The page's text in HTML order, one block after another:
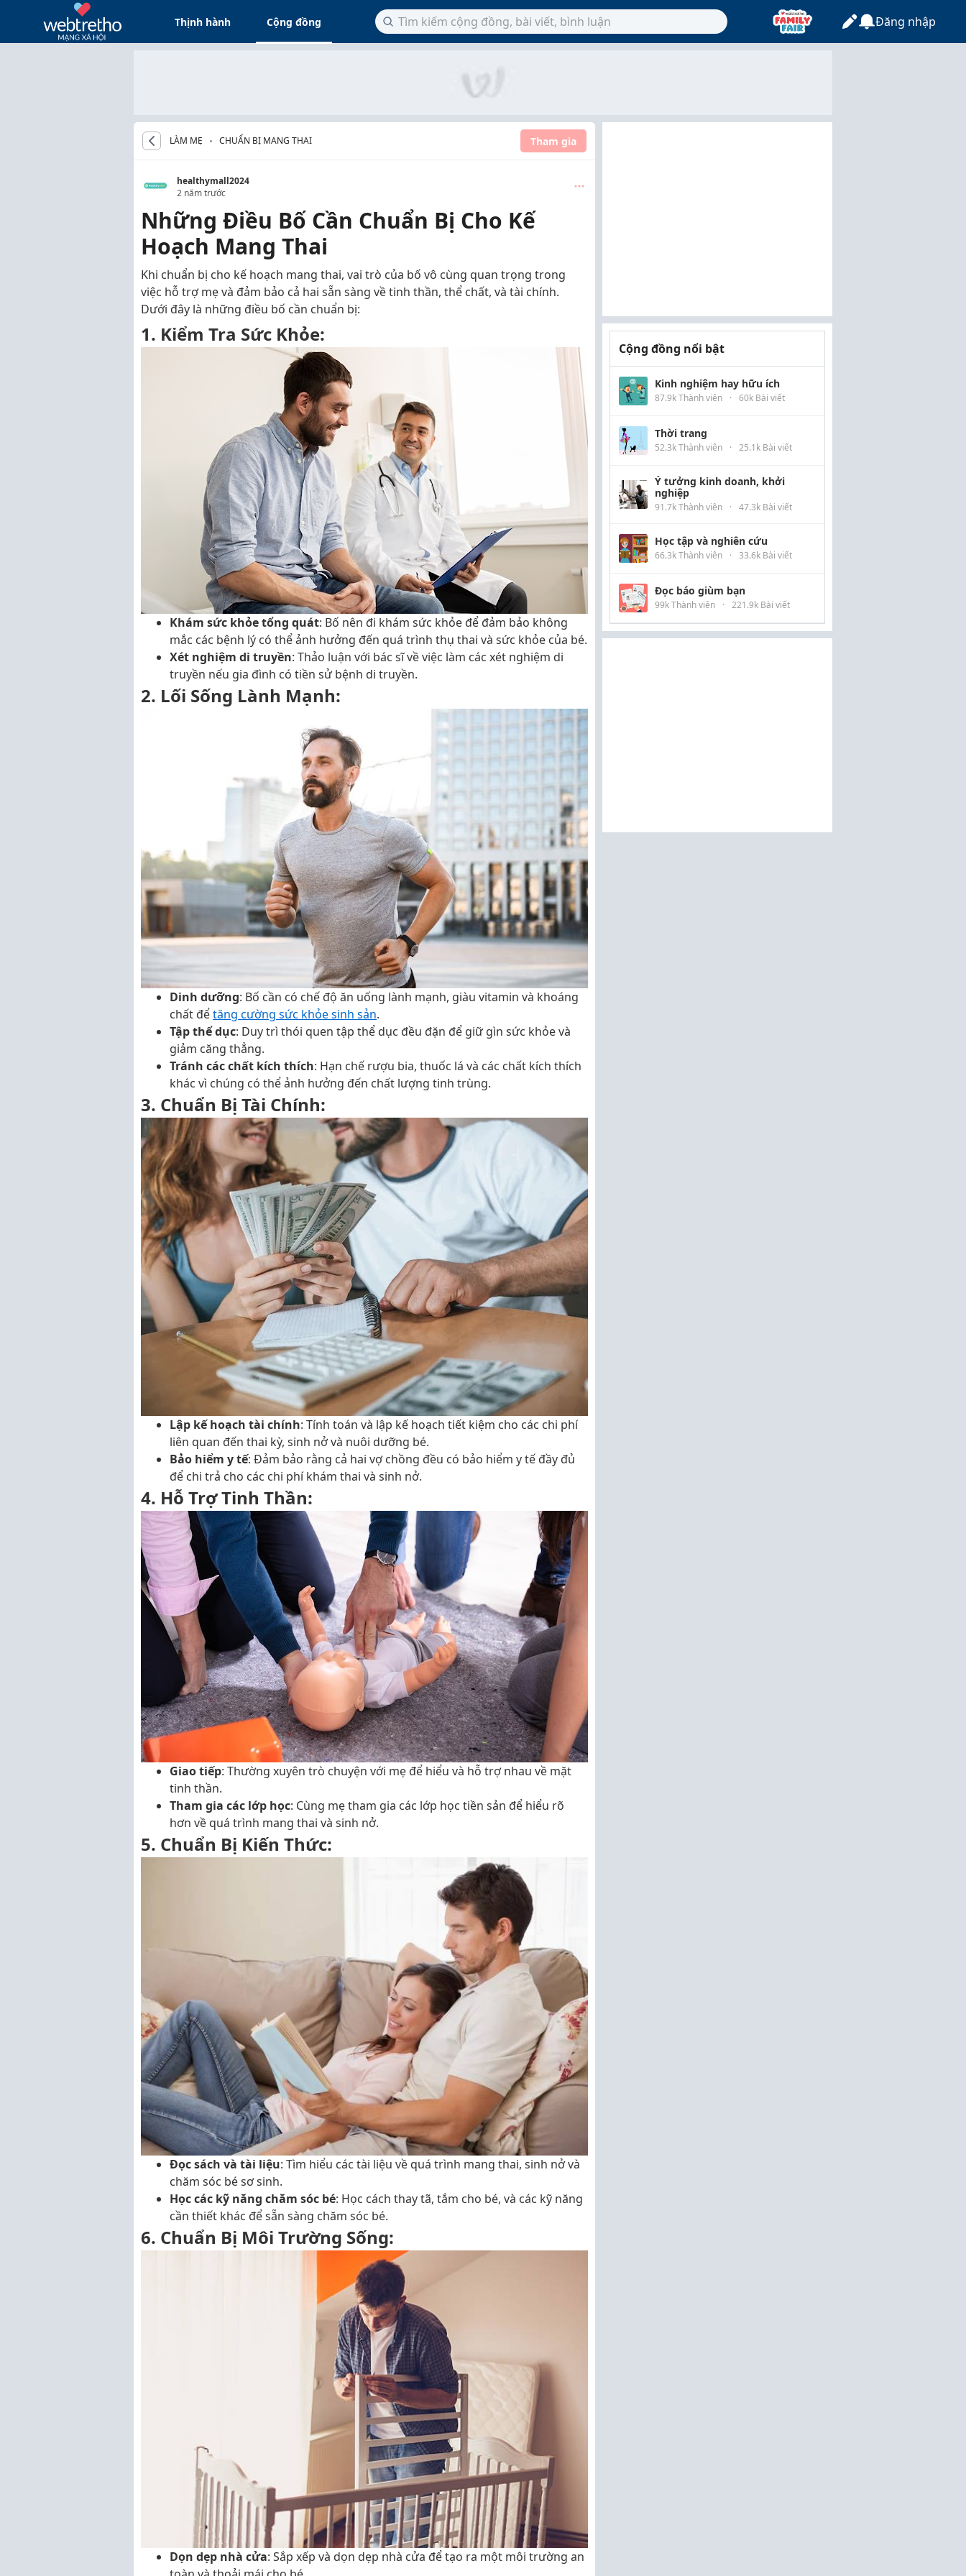
Thịnh hành Cộng đồng Đăng nhập
LÀM MẸ CHUẨN BỊ MANG THAI Tham gia
healthymall2024
2 năm trước
Những Điều Bố Cần Chuẩn Bị Cho Kế
Hoạch Mang Thai
Khi chuẩn bị cho kế hoạch mang thai, vai trò của bố vô cùng quan trọng trong
việc hỗ trợ mẹ và đảm bảo cả hai sẵn sàng về tinh thần, thể chất, và tài chính.
Dưới đây là những điều bố cần chuẩn bị:
1. Kiểm Tra Sức Khỏe:
Khám sức khỏe tổng quát: Bố nên đi khám sức khỏe để đảm bảo không
mắc các bệnh lý có thể ảnh hưởng đến quá trình thụ thai và sức khỏe của bé.
Xét nghiệm di truyền: Thảo luận với bác sĩ về việc làm các xét nghiệm di
truyền nếu gia đình có tiền sử bệnh di truyền.
2. Lối Sống Lành Mạnh:
Dinh dưỡng: Bố cần có chế độ ăn uống lành mạnh, giàu vitamin và khoáng
chất đểtăng cường sức khỏe sinh sản.
Tập thể dục: Duy trì thói quen tập thể dục đều đặn để giữ gìn sức khỏe và
giảm căng thẳng.
Tránh các chất kích thích: Hạn chế rượu bia, thuốc lá và các chất kích thích
khác vì chúng có thể ảnh hưởng đến chất lượng tinh trùng.
3. Chuẩn Bị Tài Chính:
Lập kế hoạch tài chính: Tính toán và lập kế hoạch tiết kiệm cho các chi phí
liên quan đến thai kỳ, sinh nở và nuôi dưỡng bé.
Bảo hiểm y tế: Đảm bảo rằng cả hai vợ chồng đều có bảo hiểm y tế đầy đủ
để chi trả cho các chi phí khám thai và sinh nở.
4. Hỗ Trợ Tinh Thần:
Giao tiếp: Thường xuyên trò chuyện với mẹ để hiểu và hỗ trợ nhau về mặt
tinh thần.
Tham gia các lớp học: Cùng mẹ tham gia các lớp học tiền sản để hiểu rõ
hơn về quá trình mang thai và sinh nở.
5. Chuẩn Bị Kiến Thức:
Đọc sách và tài liệu: Tìm hiểu các tài liệu về quá trình mang thai, sinh nở và
chăm sóc bé sơ sinh.
Học các kỹ năng chăm sóc bé: Học cách thay tã, tắm cho bé, và các kỹ năng
cần thiết khác để sẵn sàng chăm sóc bé.
6. Chuẩn Bị Môi Trường Sống:
Dọn dẹp nhà cửa: Sắp xếp và dọn dẹp nhà cửa để tạo ra một môi trường an
Cộng đồng nổi bật
Kinh nghiệm hay hữu ích
87.9k Thành viên · 60k Bài viết
Thời trang
52.3k Thành viên · 25.1k Bài viết
Ý tưởng kinh doanh, khởi
nghiệp
91.7k Thành viên · 47.3k Bài viết
Học tập và nghiên cứu
66.3k Thành viên · 33.6k Bài viết
Đọc báo giùm bạn
99k Thành viên · 221.9k Bài viết